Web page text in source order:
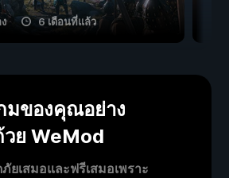
6 เดือนที่แล้ว
มของคุณอย่าง
ย WeMod
ยเสมอและฟรีเสมอเพราะ